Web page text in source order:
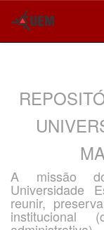
A missão
Universidade
reunir,
institucional